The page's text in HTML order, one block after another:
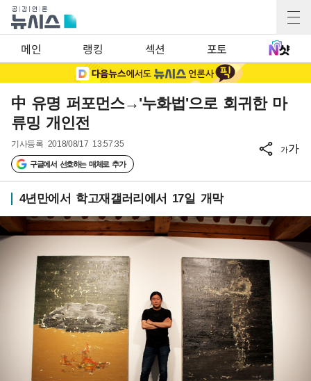
메인 랭킹 섹션 포토
中 유명 퍼포먼스→'누화법'으로 회귀한 마
류밍 개인전
기사등록 2018/08/17 13:57:35
구글에서 선호하는 매체로 추가
가가
4년만에서 학고재갤러리에서 17일 개막